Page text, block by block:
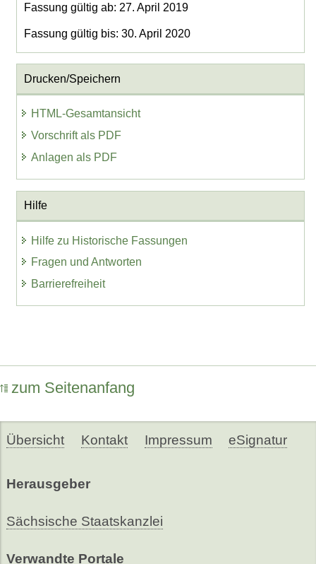
Fassung gültig ab: 27. April 2019
Fassung gültig bis: 30. April 2020
Drucken/Speichern
HTML-Gesamtansicht
Vorschrift als PDF
Anlagen als PDF
Hilfe
Hilfe zu Historische Fassungen
Fragen und Antworten
Barrierefreiheit
zum Seitenanfang
Übersicht Kontakt Impressum eSignatur
Herausgeber
Sächsische Staatskanzlei
Verwandte Portale